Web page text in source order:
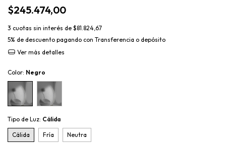
$245.474,00
3 cuotas sin interés de $81.824,67
5% de descuento pagando con Transferencia o depósito
Ver más detalles
Color: Negro
Tipo de Luz: Cálida
Cálida Fría Neutra